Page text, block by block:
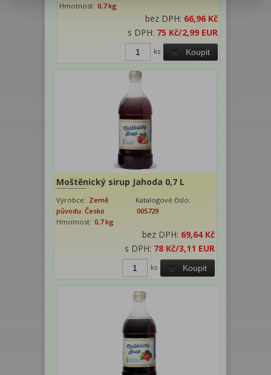
Hmotnost: 0,7 kg
bez DPH: 66,96 Kč
s DPH: 75 Kč/2,99 EUR
Koupit
ks
Moštěnický sirup Jahoda 0,7 L
Výrobce: Země
původu: Česko
Katalogové číslo:
005729
Hmotnost: 0,7 kg
bez DPH: 69,64 Kč
s DPH: 78 Kč/3,11 EUR
Koupit
ks